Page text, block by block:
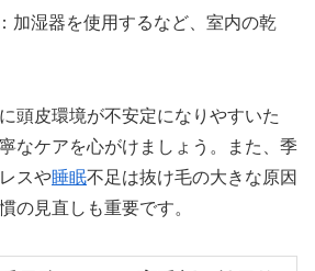
加湿器を使用するなど、室内の乾
頭皮環境が不安定になりやすいた
なケアを心がけましょう。また、季
スや睡眠不足は抜け毛の大きな原因
の見直しも重要です。